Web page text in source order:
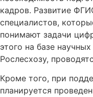
кадров. Развитие
специалистов,
понимают задачи
этого на базе
Рослесхозу,
Кроме того, при
планируется